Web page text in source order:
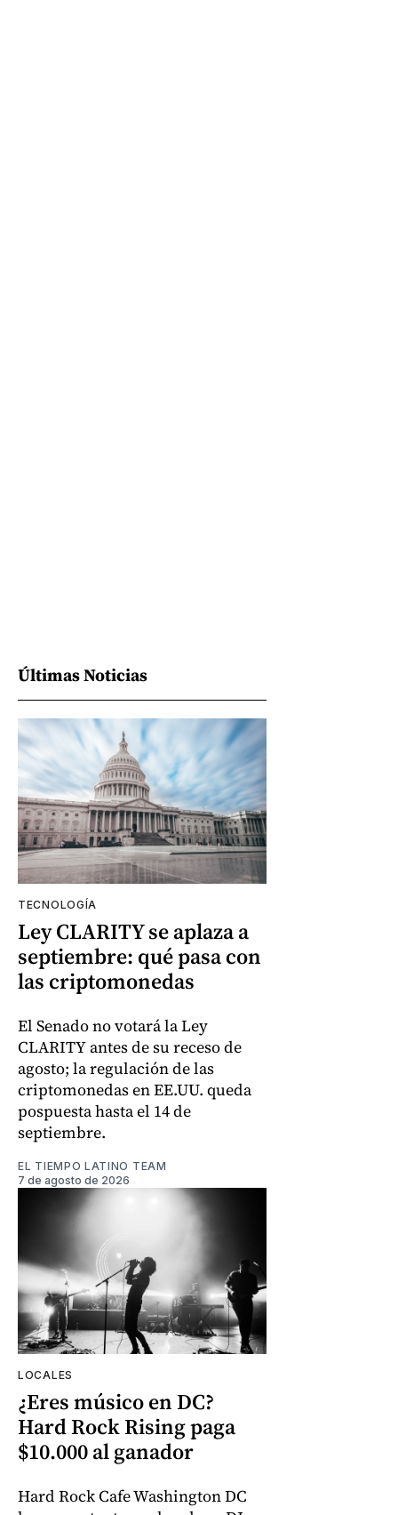
Últimas Noticias
TECNOLOGÍA
Ley CLARITY se aplaza a
septiembre: qué pasa con
las criptomonedas
El Senado no votará la Ley
CLARITY antes de su receso de
agosto; la regulación de las
criptomonedas en EE.UU. queda
pospuesta hasta el 14 de
septiembre.
EL TIEMPO LATINO TEAM
7 de agosto de 2026
LOCALES
¿Eres músico en DC?
Hard Rock Rising paga
$10.000 al ganador
Hard Rock Cafe Washington DC